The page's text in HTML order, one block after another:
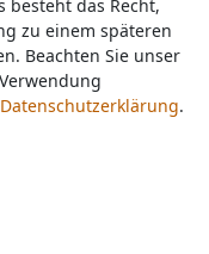
und 3 Bewertungsplattformen
besteht das Recht,
zu einem späteren
Beachten Sie unser
Daten­schutz­erklärung.
besteht das Recht,
zu einem späteren
Beachten Sie unser
Daten­schutz­erklärung.